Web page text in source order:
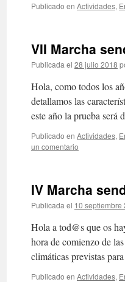
Publicado en Actividades,
VII Marcha
Publicada el 28 julio 2018
Hola, como todos los
detallamos las
este año la prueba será
Publicado en Actividades,
un comentario
IV Marcha
Publicada el 10 septiembre
Hola a tod@s que os
hora de comienzo de
climáticas previstas
Publicado en Actividades,